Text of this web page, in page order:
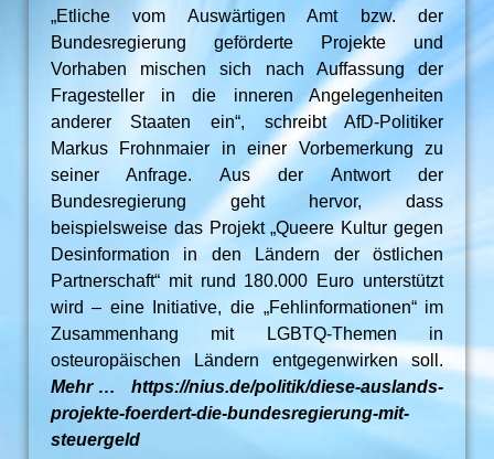
„Etliche vom Auswärtigen Amt bzw. der
Bundesregierung geförderte Projekte und
Vorhaben mischen sich nach Auffassung der
Fragesteller in die inneren Angelegenheiten
anderer Staaten ein“, schreibt AfD-Politiker
Markus Frohnmaier in einer Vorbemerkung zu
seiner Anfrage. Aus der Antwort der
Bundesregierung geht hervor, dass
beispielsweise das Projekt „Queere Kultur gegen
Desinformation in den Ländern der östlichen
Partnerschaft“ mit rund 180.000 Euro unterstützt
wird – eine Initiative, die „Fehlinformationen“ im
Zusammenhang mit LGBTQ-Themen in
osteuropäischen Ländern entgegenwirken soll.
Mehr … https://nius.de/politik/diese-auslands-
projekte-foerdert-die-bundesregierung-mit-
steuergeld